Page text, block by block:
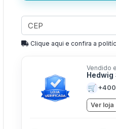
Clique aqui e confira a
Vendido
Hedwig
🛒 +400
Ver loja